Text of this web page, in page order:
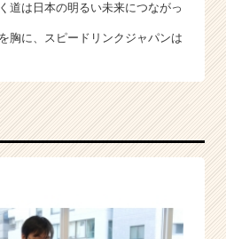
道は日本の明るい未来につながっ
胸に、スピードリンクジャパンは